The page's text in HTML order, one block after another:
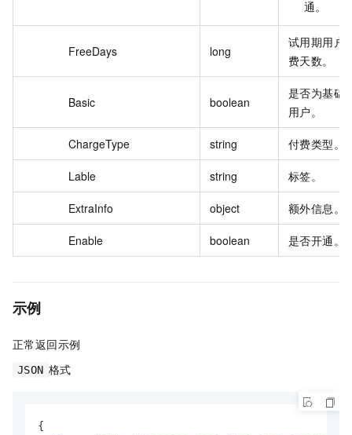
通 。
FreeDays long
试用期用户
费天数。
Basic boolean
是否为基础
用户。
ChargeType string 付费类型。
Lable string 标签。
ExtraInfo object 额外信息。
Enable boolean 是否开通。
示例
正常返回示例
JSON 格式
{